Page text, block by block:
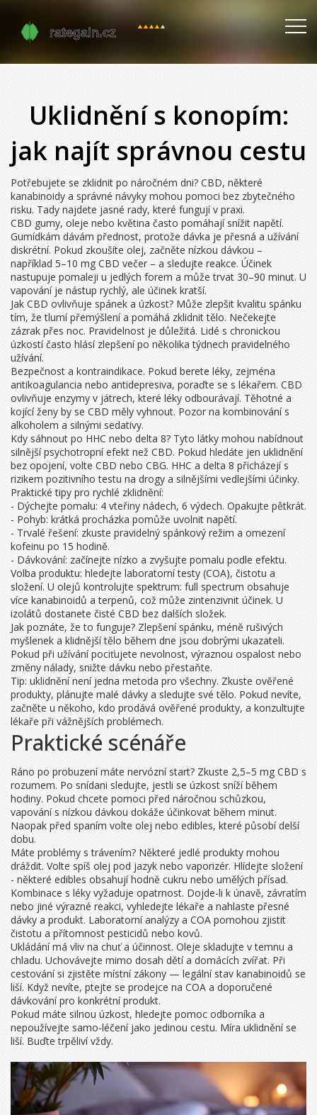
Uklidnění s konopím:
jak najít správnou cestu
Potřebujete se zklidnit po náročném dni? CBD, některé
kanabinoidy a správné návyky mohou pomoci bez zbytečného
risku. Tady najdete jasné rady, které fungují v praxi.
CBD gumy, oleje nebo květina často pomáhají snížit napětí.
Gumídkám dávám přednost, protože dávka je přesná a užívání
diskrétní. Pokud zkoušíte olej, začněte nízkou dávkou –
například 5–10 mg CBD večer – a sledujte reakce. Účinek
nastupuje pomaleji u jedlých forem a může trvat 30–90 minut. U
vapování je nástup rychlý, ale účinek kratší.
Jak CBD ovlivňuje spánek a úzkost? Může zlepšit kvalitu spánku
tím, že tlumí přemýšlení a pomáhá zklidnit tělo. Nečekejte
zázrak přes noc. Pravidelnost je důležitá. Lidé s chronickou
úzkostí často hlásí zlepšení po několika týdnech pravidelného
užívání.
Bezpečnost a kontraindikace. Pokud berete léky, zejména
antikoagulancia nebo antidepresiva, poraďte se s lékařem. CBD
ovlivňuje enzymy v játrech, které léky odbourávají. Těhotné a
kojící ženy by se CBD měly vyhnout. Pozor na kombinování s
alkoholem a silnými sedativy.
Kdy sáhnout po HHC nebo delta 8? Tyto látky mohou nabídnout
silnější psychotropní efekt než CBD. Pokud hledáte jen uklidnění
bez opojení, volte CBD nebo CBG. HHC a delta 8 přicházejí s
rizikem pozitivního testu na drogy a silnějšími vedlejšími účinky.
Praktické tipy pro rychlé zklidnění:
- Dýchejte pomalu: 4 vteřiny nádech, 6 výdech. Opakujte pětkrát.
- Pohyb: krátká procházka pomůže uvolnit napětí.
- Trvalé řešení: zkuste pravidelný spánkový režim a omezení
kofeinu po 15 hodině.
- Dávkování: začínejte nízko a zvyšujte pomalu podle efektu.
Volba produktu: hledejte laboratorní testy (COA), čistotu a
složení. U olejů kontrolujte spektrum: full spectrum obsahuje
více kanabinoidů a terpenů, což může zintenzivnit účinek. U
izolátů dostanete čisté CBD bez dalších složek.
Jak poznáte, že to funguje? Zlepšení spánku, méně rušivých
myšlenek a klidnější tělo během dne jsou dobrými ukazateli.
Pokud při užívání pociťujete nevolnost, výraznou ospalost nebo
změny nálady, snižte dávku nebo přestaňte.
Tip: uklidnění není jedna metoda pro všechny. Zkuste ověřené
produkty, plánujte malé dávky a sledujte své tělo. Pokud nevíte,
začněte u někoho, kdo prodává ověřené produkty, a konzultujte
lékaře při vážnějších problémech.
Praktické scénáře
Ráno po probuzení máte nervózní start? Zkuste 2,5–5 mg CBD s
rozumem. Po snídani sledujte, jestli se úzkost sníží během
hodiny. Pokud chcete pomoci před náročnou schůzkou,
vapování s nízkou dávkou dokáže účinkovat během minut.
Naopak před spaním volte olej nebo edibles, které působí delší
dobu.
Máte problémy s trávením? Některé jedlé produkty mohou
dráždit. Volte spíš olej pod jazyk nebo vaporizér. Hlídejte složení
- některé edibles obsahují hodně cukru nebo umělých přísad.
Kombinace s léky vyžaduje opatrnost. Dojde-li k únavě, závratím
nebo jiné výrazné reakci, vyhledejte lékaře a nahlaste přesné
dávky a produkt. Laboratorní analýzy a COA pomohou zjistit
čistotu a přítomnost pesticidů nebo kovů.
Ukládání má vliv na chuť a účinnost. Oleje skladujte v temnu a
chladu. Uchovávejte mimo dosah dětí a domácích zvířat. Při
cestování si zjistěte místní zákony — legální stav kanabinoidů se
liší. Když nevíte, ptejte se prodejce na COA a doporučené
dávkování pro konkrétní produkt.
Pokud máte silnou úzkost, hledejte pomoc odborníka a
nepoužívejte samo-léčení jako jedinou cestu. Míra uklidnění se
liší. Buďte trpěliví vždy.